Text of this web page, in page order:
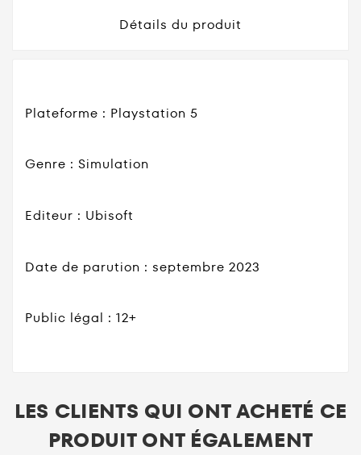
Détails du produit
Plateforme : Playstation 5
Genre : Simulation
Editeur : Ubisoft
Date de parution : septembre 2023
Public légal : 12+
LES CLIENTS QUI ONT ACHETÉ CE
PRODUIT ONT ÉGALEMENT